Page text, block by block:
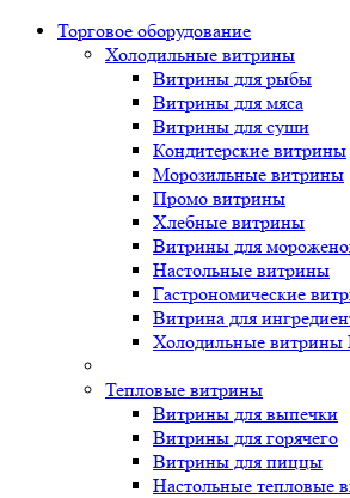
Торговое оборудованиe
Холодильные витрины
Витрины для рыбы
Витрины для мяса
Витрины для суши
Кондитерские витрины
Морозильные витрины
Промо витрины
Хлебные витрины
Витрины для
Настольные витрины
Гастрономические
Витрина для
Холодильные витрины
Тепловые витрины
Витрины для выпечки
Витрины для горячего
Витрины для пиццы
Настольные тепловые